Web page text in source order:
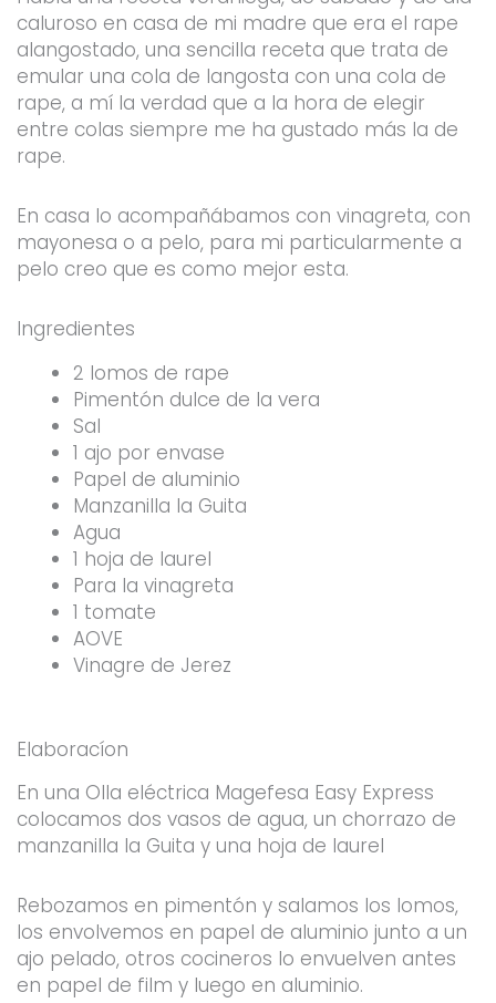
caluroso en casa de mi madre que era el rape
alangostado, una sencilla receta que trata de
emular una cola de langosta con una cola de
rape, a mí la verdad que a la hora de elegir
entre colas siempre me ha gustado más la de
rape.
En casa lo acompañábamos con vinagreta, con
mayonesa o a pelo, para mi particularmente a
pelo creo que es como mejor esta.
Ingredientes
2 lomos de rape
Pimentón dulce de la vera
Sal
1 ajo por envase
Papel de aluminio
Manzanilla la Guita
Agua
1 hoja de laurel
Para la vinagreta
1 tomate
AOVE
Vinagre de Jerez
Elaboracíon
En una Olla eléctrica Magefesa Easy Express
colocamos dos vasos de agua, un chorrazo de
manzanilla la Guita y una hoja de laurel
Rebozamos en pimentón y salamos los lomos,
los envolvemos en papel de aluminio junto a un
ajo pelado, otros cocineros lo envuelven antes
en papel de film y luego en aluminio.